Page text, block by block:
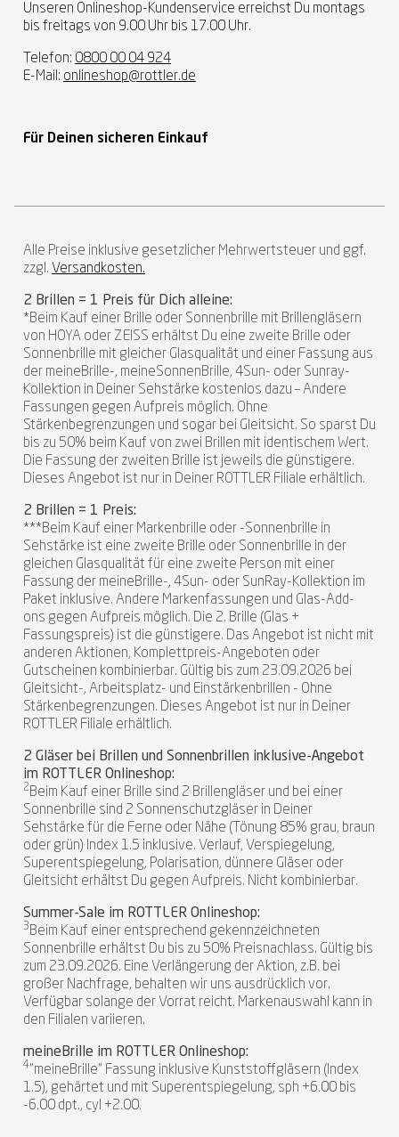
Unseren Onlineshop-Kundenservice erreichst Du montags
bis freitags von 9.00 Uhr bis 17.00 Uhr.
Telefon: 0800 00 04 924
E-Mail: onlineshop@rottler.de
Für Deinen sicheren Einkauf
Alle Preise inklusive gesetzlicher Mehrwertsteuer und ggf.
zzgl. Versandkosten.
2 Brillen = 1 Preis für Dich alleine:
*Beim Kauf einer Brille oder Sonnenbrille mit Brillengläsern
von HOYA oder ZEISS erhältst Du eine zweite Brille oder
Sonnenbrille mit gleicher Glasqualität und einer Fassung aus
der meineBrille-, meineSonnenBrille, 4Sun- oder Sunray-
Kollektion in Deiner Sehstärke kostenlos dazu – Andere
Fassungen gegen Aufpreis möglich. Ohne
Stärkenbegrenzungen und sogar bei Gleitsicht. So sparst Du
bis zu 50% beim Kauf von zwei Brillen mit identischem Wert.
Die Fassung der zweiten Brille ist jeweils die günstigere.
Dieses Angebot ist nur in Deiner ROTTLER Filiale erhältlich.
2 Brillen = 1 Preis:
***Beim Kauf einer Markenbrille oder -Sonnenbrille in
Sehstärke ist eine zweite Brille oder Sonnenbrille in der
gleichen Glasqualität für eine zweite Person mit einer
Fassung der meineBrille-, 4Sun- oder SunRay-Kollektion im
Paket inklusive. Andere Markenfassungen und Glas-Add-
ons gegen Aufpreis möglich. Die 2. Brille (Glas +
Fassungspreis) ist die günstigere. Das Angebot ist nicht mit
anderen Aktionen, Komplettpreis-Angeboten oder
Gutscheinen kombinierbar. Gültig bis zum 23.09.2026 bei
Gleitsicht-, Arbeitsplatz- und Einstärkenbrillen - Ohne
Stärkenbegrenzungen. Dieses Angebot ist nur in Deiner
ROTTLER Filiale erhältlich.
2 Gläser bei Brillen und Sonnenbrillen inklusive-Angebot
im ROTTLER Onlineshop:
2 Beim Kauf einer Brille sind 2 Brillengläser und bei einer
Sonnenbrille sind 2 Sonnenschutzgläser in Deiner
Sehstärke für die Ferne oder Nähe (Tönung 85% grau, braun
oder grün) Index 1.5 inklusive. Verlauf, Verspiegelung,
Superentspiegelung, Polarisation, dünnere Gläser oder
Gleitsicht erhältst Du gegen Aufpreis. Nicht kombinierbar.
Summer-Sale im ROTTLER Onlineshop:
3 Beim Kauf einer entsprechend gekennzeichneten
Sonnenbrille erhältst Du bis zu 50% Preisnachlass. Gültig bis
zum 23.09.2026. Eine Verlängerung der Aktion, z.B. bei
großer Nachfrage, behalten wir uns ausdrücklich vor.
Verfügbar solange der Vorrat reicht. Markenauswahl kann in
den Filialen variieren.
meineBrille im ROTTLER Onlineshop:
4"meineBrille" Fassung inklusive Kunststoffgläsern (Index
1.5), gehärtet und mit Superentspiegelung, sph +6.00 bis
-6.00 dpt., cyl +2.00.